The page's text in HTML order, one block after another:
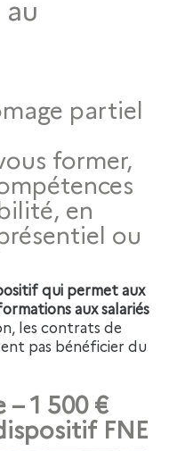
partiel
former,
en
ou
qui permet aux
aux salariés
les contrats de
pas bénéficier du
1 500 €
FNE